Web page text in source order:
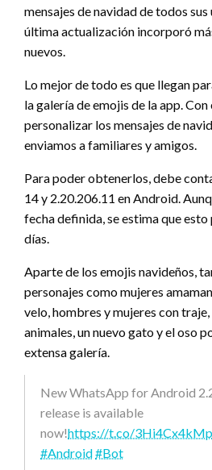
mensajes de navidad de todos sus
última actualización incorporó
nuevos.
Lo mejor de todo es que llegan
la galería de emojis de la app.
personalizar los mensajes de
enviamos a familiares y amigos.
Para poder obtenerlos, debe
14 y 2.20.206.11 en Android.
fecha definida, se estima que esto
días.
Aparte de los emojis navideños,
personajes como mujeres
velo, hombres y mujeres con
animales, un nuevo gato y el oso
extensa galería.
New WhatsApp for Android
release is available
now!https://t.co/3Hi4Cx4kMp
#Android#Bot